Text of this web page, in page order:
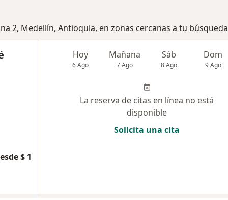
2, Medellín, Antioquia, en zonas cercanas a tu búsqueda
$ 1
Hoy
6 Ago
Mañana
7 Ago
Sáb
8 Ago
Dom
9 Ago
La reserva de citas en línea no está
disponible
Solicita una cita